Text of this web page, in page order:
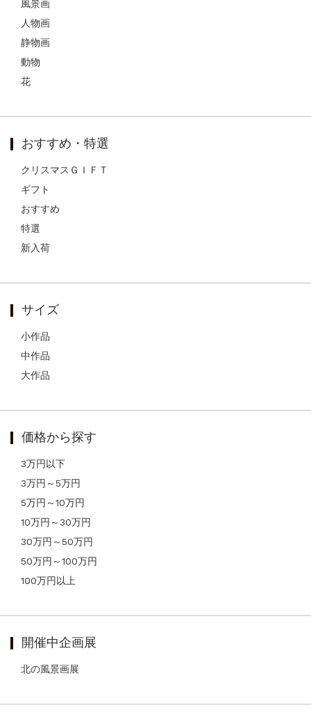
風景画
人物画
静物画
動物
花
おすすめ・特選
クリスマスＧＩＦＴ
ギフト
おすすめ
特選
新入荷
サイズ
小作品
中作品
大作品
価格から探す
3万円以下
3万円～5万円
5万円～10万円
10万円～30万円
30万円～50万円
50万円～100万円
100万円以上
開催中企画展
北の風景画展